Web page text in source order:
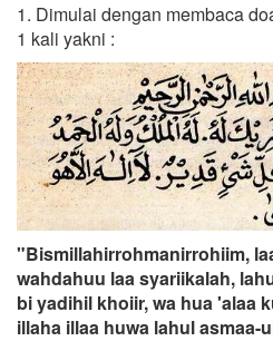
1. Dimulai dengan membaca
1 kali yakni :
"Bismillahirrohmanirrohiim,
wahdahuu laa syariikalah,
bi yadihil khoiir, wa hua 'alaa
illaha illaa huwa lahul asmaa-